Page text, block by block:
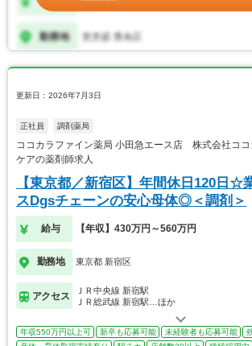
更新日：2026年7月3日
正社員 調剤薬局
ココカラファイン薬局 小田急エース店 株式会社ココ
ケアの薬剤師求人
【東京都／新宿区】年間休日120日☆
スDgsチェーンの安心母体◎＜調剤＞
給与 【年収】430万円～560万円
勤務地 東京都 新宿区
アクセス
ＪＲ中央線 新宿駅
ＪＲ総武線 新宿駅…ほか
年収550万円以上可 新卒も応募可能 未経験者も応募可能